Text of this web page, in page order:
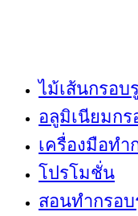
ไม้เส้นกรอบ
อลูมิเนียมกร
เครื่องมือทำ
โปรโมชั่น
สอนทำกรอบ